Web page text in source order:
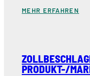
MEHR ERFAHREN
PRODUKT-/